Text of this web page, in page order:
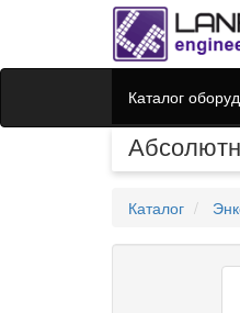
Каталог
Каталог